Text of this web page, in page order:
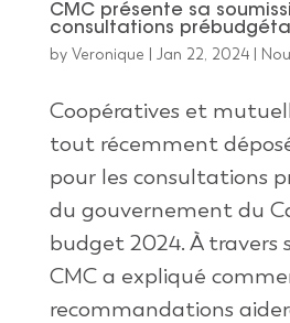
CMC présente sa
consultations
by Veronique | Jan 22, 2024|
Coopératives et
tout récemment
pour les consultations
du gouvernement du
budget 2024. À travers
CMC a expliqué
recommandations